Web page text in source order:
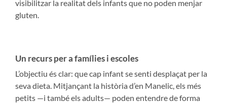
visibilitzar la realitat dels infants que no poden menjar
gluten.
Un recurs per a famílies i escoles
L’objectiu és clar: que cap infant se senti desplaçat per la
seva dieta. Mitjançant la història d’en Manelic, els més
petits —i també els adults— poden entendre de forma